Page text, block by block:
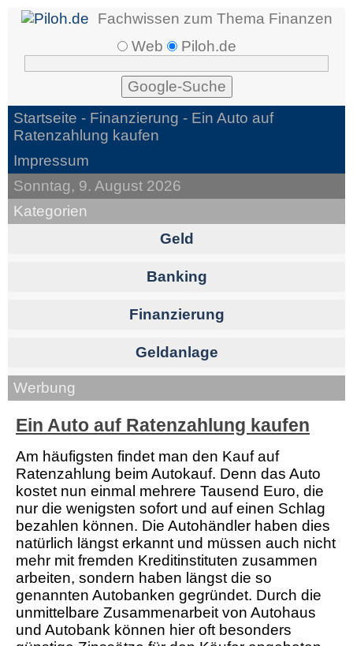
Fachwissen zum Thema Finanzen
Web
Piloh.de
Startseite - Finanzierung - Ein Auto auf
Ratenzahlung kaufen
Impressum
Sonntag, 9. August 2026
Kategorien
Geld
Banking
Finanzierung
Geldanlage
Werbung
Ein Auto auf Ratenzahlung kaufen
Am häufigsten findet man den Kauf auf
Ratenzahlung beim Autokauf. Denn das Auto
kostet nun einmal mehrere Tausend Euro, die
nur die wenigsten sofort und auf einen Schlag
bezahlen können. Die Autohändler haben dies
natürlich längst erkannt und müssen auch nicht
mehr mit fremden Kreditinstituten zusammen
arbeiten, sondern haben längst die so
genannten Autobanken gegründet. Durch die
unmittelbare Zusammenarbeit von Autohaus
und Autobank können hier oft besonders